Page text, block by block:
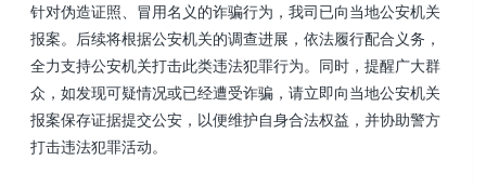
针对伪造证照、冒用名义的诈骗行为，我司已向当地公安机关
报案。后续将根据公安机关的调查进展，依法履行配合义务，
全力支持公安机关打击此类违法犯罪行为。同时，提醒广大群
众，如发现可疑情况或已经遭受诈骗，请立即向当地公安机关
报案保存证据提交公安，以便维护自身合法权益，并协助警方
打击违法犯罪活动。